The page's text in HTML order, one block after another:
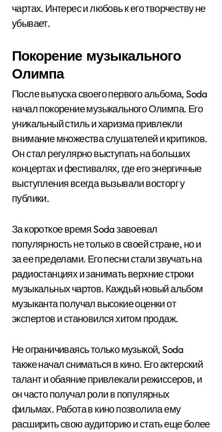
чартах. Интерес и любовь к его творчеству не
убывает.
Покорение музыкального
Олимпа
После выпуска своего первого альбома, Soda
начал покорение музыкального Олимпа. Его
уникальный стиль и харизма привлекли
внимание множества слушателей и критиков.
Он стал регулярно выступать на больших
концертах и фестивалях, где его энергичные
выступления всегда вызывали восторг у
публики.
За короткое время Soda завоевал
популярность не только в своей стране, но и
за ее пределами. Его песни стали звучать на
радиостанциях и занимать верхние строки
музыкальных чартов. Каждый новый альбом
музыканта получал высокие оценки от
экспертов и становился хитом продаж.
Не ограничиваясь только музыкой, Soda
также начал сниматься в кино. Его актерский
талант и обаяние привлекали режиссеров, и
он часто получал роли в популярных
фильмах. Работа в кино позволила ему
расширить свою аудиторию и стать еще более